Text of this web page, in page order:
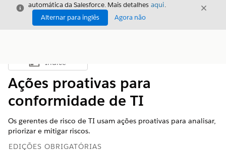
Fechar
automática da Salesforce. Mais detalhes aqui.
Alternar para inglês
Agora não
Fechar
Mostrar índice
Índice
Ações proativas para
conformidade de TI
Os gerentes de risco de TI usam ações proativas para analisar,
priorizar e mitigar riscos.
EDIÇÕES OBRIGATÓRIAS